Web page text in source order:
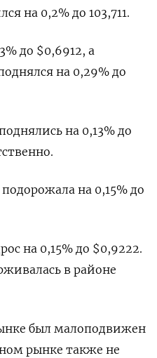
на 0,2% до 103,711​.
до $0,6912​, а
на 0,29% до
на 0,13% до
на 0,15%​ до
на 0,15% до $0,9222​.
в районе
был малоподвижен
рынке также не